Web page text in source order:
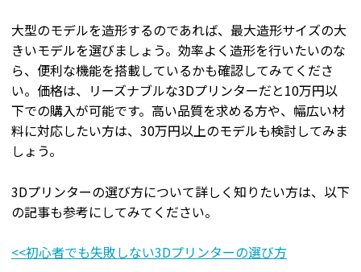
大型のモデルを造形するのであれば、最大造形サイズの大
きいモデルを選びましょう。効率よく造形を行いたいのな
ら、便利な機能を搭載しているかも確認してみてくださ
い。価格は、リーズナブルな3Dプリンターだと10万円以
下での購入が可能です。高い品質を求める方や、幅広い材
料に対応したい方は、30万円以上のモデルも検討してみま
しょう。
3Dプリンターの選び方について詳しく知りたい方は、以下
の記事も参考にしてみてください。
<<初心者でも失敗しない3Dプリンターの選び方